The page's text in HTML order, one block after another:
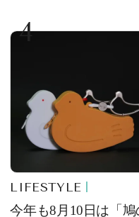
4
LIFESTYLE
今年も8月10日は「鳩